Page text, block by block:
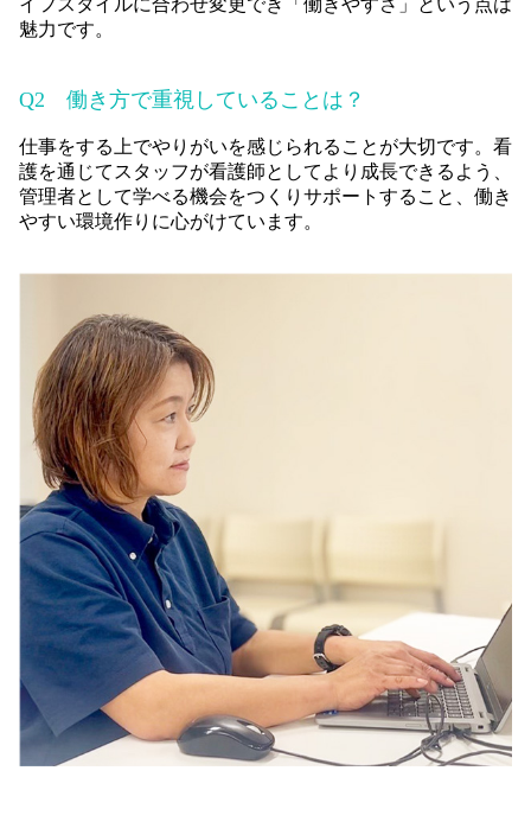
魅力です。
Q2 働き方で重視していることは？
仕事をする上でやりがいを感じられることが大切です。看
護を通じてスタッフが看護師としてより成長できるよう、
管理者として学べる機会をつくりサポートすること、働き
やすい環境作りに心がけています。